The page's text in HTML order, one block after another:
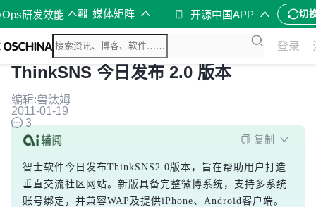
研发效能 媒体矩阵 开源中国APP 切
登录
ThinkSNS 今日发布 2.0 版本
编辑:兽汰姆
2011-01-19
3
复制
智士软件今日发布ThinkSNS2.0版本，旨在帮助用户打造
垂直交流社区网站。新版具备完整微博系统，支持多系统
账号绑定，并兼容WAP及提供iPhone、Android客户端。